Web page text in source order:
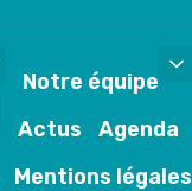
Notre équipe
Actus Agenda
Mentions légales